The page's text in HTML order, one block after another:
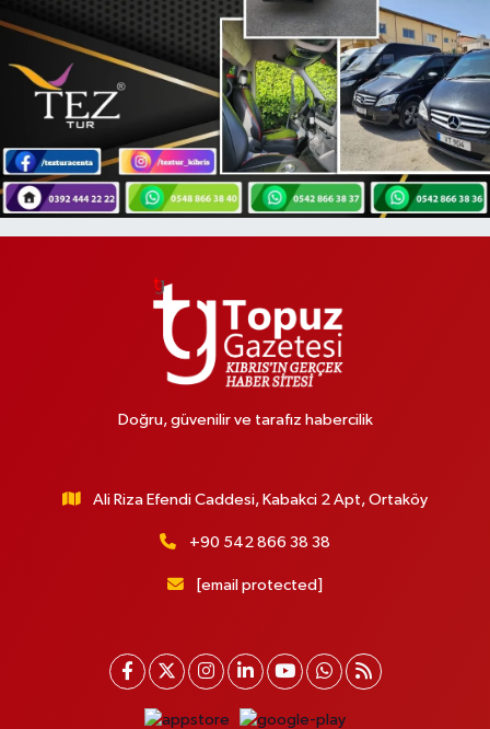
Doğru, güvenilir ve tarafız habercilik
Ali Riza Efendi Caddesi, Kabakci 2 Apt, Ortaköy
+90 542 866 38 38
[email protected]